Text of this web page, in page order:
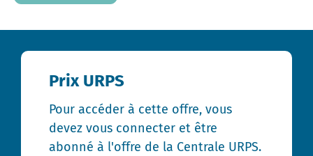
Prix URPS
Pour accéder à cette offre, vous
devez vous connecter et être
abonné à l'offre de la Centrale URPS.